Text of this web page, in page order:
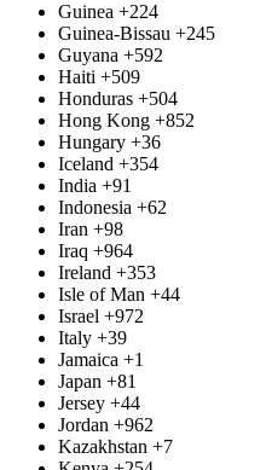
Guinea +224
Guinea-Bissau +245
Guyana +592
Haiti +509
Honduras +504
Hong Kong +852
Hungary +36
Iceland +354
India +91
Indonesia +62
Iran +98
Iraq +964
Ireland +353
Isle of Man +44
Israel +972
Italy +39
Jamaica +1
Japan +81
Jersey +44
Jordan +962
Kazakhstan +7